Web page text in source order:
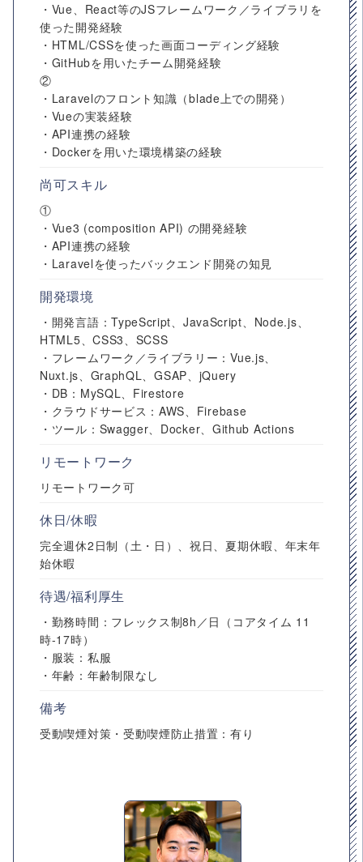
・Vue、React等のJSフレームワーク／ライブラリを
使った開発経験
・HTML/CSSを使った画面コーディング経験
・GitHubを用いたチーム開発経験
②
・Laravelのフロント知識（blade上での開発）
・Vueの実装経験
・API連携の経験
・Dockerを用いた環境構築の経験
尚可スキル
①
・Vue3 (composition API) の開発経験
・API連携の経験
・Laravelを使ったバックエンド開発の知見
開発環境
・開発言語：TypeScript、JavaScript、Node.js、
HTML5、CSS3、SCSS
・フレームワーク／ライブラリー：Vue.js、
Nuxt.js、GraphQL、GSAP、jQuery
・DB：MySQL、Firestore
・クラウドサービス：AWS、Firebase
・ツール：Swagger、Docker、Github Actions
リモートワーク
リモートワーク可
休日/休暇
完全週休2日制（土・日）、祝日、夏期休暇、年末年
始休暇
待遇/福利厚生
・勤務時間：フレックス制8h／日（コアタイム 11
時-17時）
・服装：私服
・年齢：年齢制限なし
備考
受動喫煙対策・受動喫煙防止措置：有り